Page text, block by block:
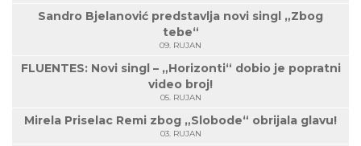
Sandro Bjelanović predstavlja novi singl „Zbog
tebe“
09. RUJAN
FLUENTES: Novi singl – „Horizonti“ dobio je popratni
video broj!
05. RUJAN
Mirela Priselac Remi zbog „Slobode“ obrijala glavu!
03. RUJAN